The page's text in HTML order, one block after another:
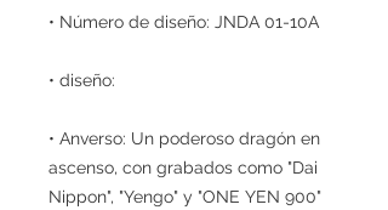
• Número de diseño: JNDA 01-10A
• diseño:
• Anverso: Un poderoso dragón en
ascenso, con grabados como "Dai
Nippon", "Yengo" y "ONE YEN 900"